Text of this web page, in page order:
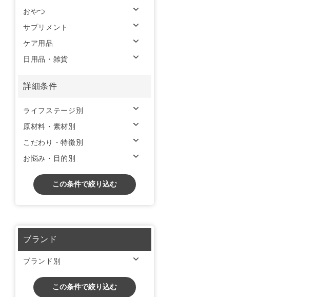
おやつ
サプリメント
ケア用品
日用品・雑貨
詳細条件
ライフステージ別
原材料・素材別
こだわり・特徴別
お悩み・目的別
この条件で絞り込む
ブランド
ブランド別
この条件で絞り込む